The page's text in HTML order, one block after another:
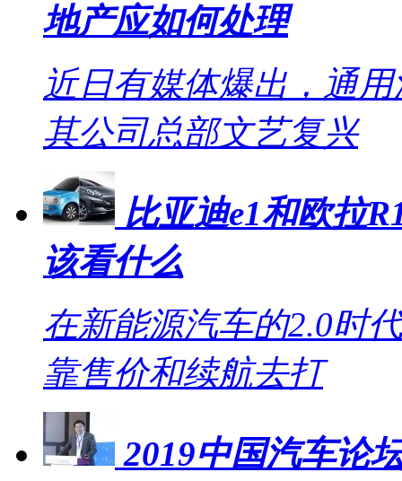
地产应如何处理
近日有媒体爆出，通
其公司总部文艺复兴
比亚迪e1和欧拉
该看什么
在新能源汽车的2.0时
靠售价和续航去打
2019中国汽车论